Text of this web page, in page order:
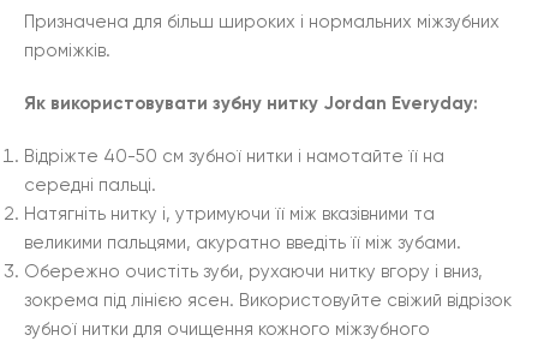
Призначена для більш широких і нормальних міжзубних
проміжків.
Як використовувати зубну нитку Jordan Everyday:
Відріжте 40-50 см зубної нитки і намотайте її на
середні пальці.
Натягніть нитку і, утримуючи її між вказівними та
великими пальцями, акуратно введіть її між зубами.
Обережно очистіть зуби, рухаючи нитку вгору і вниз,
зокрема під лінією ясен. Використовуйте свіжий відрізок
зубної нитки для очищення кожного міжзубного